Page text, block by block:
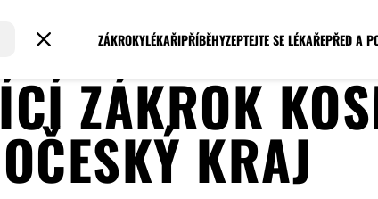
ZÁKROKYLÉKAŘIPŘÍBĚHYZEPTEJTE SE LÉKAŘEPŘED A
ZÁKROK
KRAJ